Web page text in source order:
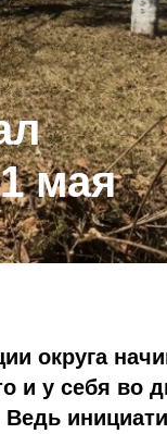
мая
округа
и у себя во